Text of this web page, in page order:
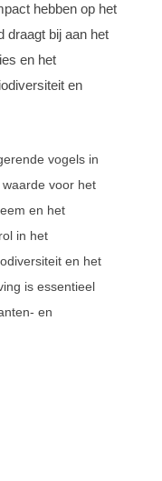
hebben op het
draagt bij aan het
en het
en
vogels in
voor het
en het
in het
en het
is essentieel
en